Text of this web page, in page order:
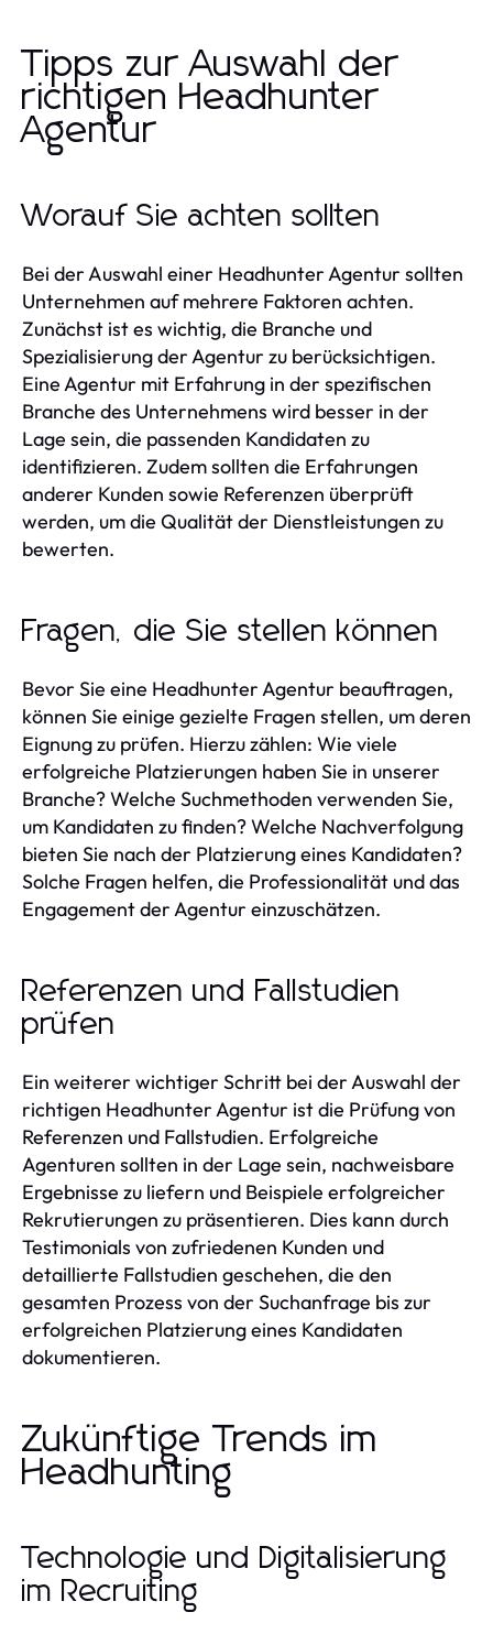
Tipps zur Auswahl der
richtigen Headhunter
Agentur
Worauf Sie achten sollten
Bei der Auswahl einer Headhunter Agentur sollten
Unternehmen auf mehrere Faktoren achten.
Zunächst ist es wichtig, die Branche und
Spezialisierung der Agentur zu berücksichtigen.
Eine Agentur mit Erfahrung in der spezifischen
Branche des Unternehmens wird besser in der
Lage sein, die passenden Kandidaten zu
identifizieren. Zudem sollten die Erfahrungen
anderer Kunden sowie Referenzen überprüft
werden, um die Qualität der Dienstleistungen zu
bewerten.
Fragen, die Sie stellen können
Bevor Sie eine Headhunter Agentur beauftragen,
können Sie einige gezielte Fragen stellen, um deren
Eignung zu prüfen. Hierzu zählen: Wie viele
erfolgreiche Platzierungen haben Sie in unserer
Branche? Welche Suchmethoden verwenden Sie,
um Kandidaten zu finden? Welche Nachverfolgung
bieten Sie nach der Platzierung eines Kandidaten?
Solche Fragen helfen, die Professionalität und das
Engagement der Agentur einzuschätzen.
Referenzen und Fallstudien
prüfen
Ein weiterer wichtiger Schritt bei der Auswahl der
richtigen Headhunter Agentur ist die Prüfung von
Referenzen und Fallstudien. Erfolgreiche
Agenturen sollten in der Lage sein, nachweisbare
Ergebnisse zu liefern und Beispiele erfolgreicher
Rekrutierungen zu präsentieren. Dies kann durch
Testimonials von zufriedenen Kunden und
detaillierte Fallstudien geschehen, die den
gesamten Prozess von der Suchanfrage bis zur
erfolgreichen Platzierung eines Kandidaten
dokumentieren.
Zukünftige Trends im
Headhunting
Technologie und Digitalisierung
im Recruiting